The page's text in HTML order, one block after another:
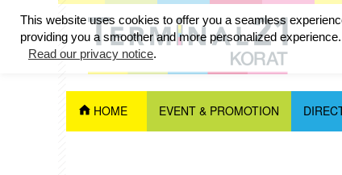
HOME EVENT & PROMOTION
This website uses cookies to offer you a seamless
providing you a smoother and more personalized
Read our privacy notice.